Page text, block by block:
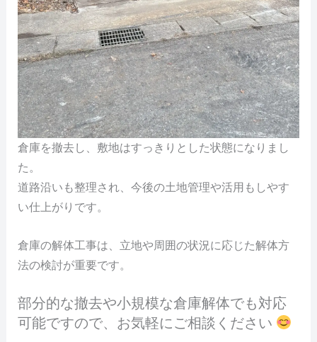
倉庫を撤去し、敷地はすっきりとした状態になりまし
た。
道路沿いも整理され、今後の土地管理や活用もしやす
い仕上がりです。
倉庫の解体工事は、立地や周囲の状況に応じた解体方
法の検討が重要です。
部分的な撤去や小規模な倉庫解体でも対応
可能ですので、お気軽にご相談ください